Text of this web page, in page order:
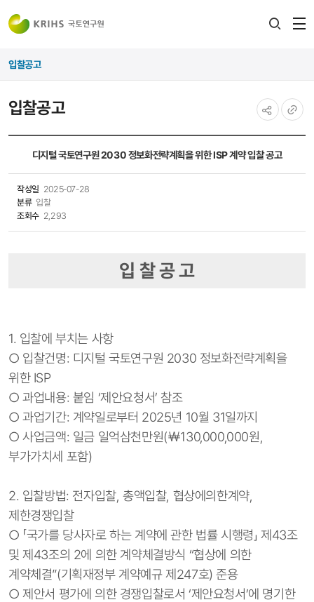
입찰공고
입찰공고
디지털 국토연구원 2030 정보화전략계획을 위한 ISP 계약 입찰 공고
작성일 2025-07-28
분류 입찰
조회수 2,293
입 찰 공 고
1. 입찰에 부치는 사항
○ 입찰건명: 디지털 국토연구원 2030 정보화전략계획을
위한 ISP
○ 과업내용: 붙임 ‘제안요청서’ 참조
○ 과업기간: 계약일로부터 2025년 10월 31일까지
○ 사업금액: 일금 일억삼천만원(￦130,000,000원,
부가가치세 포함)
2. 입찰방법: 전자입찰, 총액입찰, 협상에의한계약,
제한경쟁입찰
○ 「국가를 당사자로 하는 계약에 관한 법률 시행령」 제43조
및 제43조의 2에 의한 계약체결방식 “협상에 의한
계약체결”(기획재정부 계약예규 제247호) 준용
○ 제안서 평가에 의한 경쟁입찰로서 ‘제안요청서’에 명기한